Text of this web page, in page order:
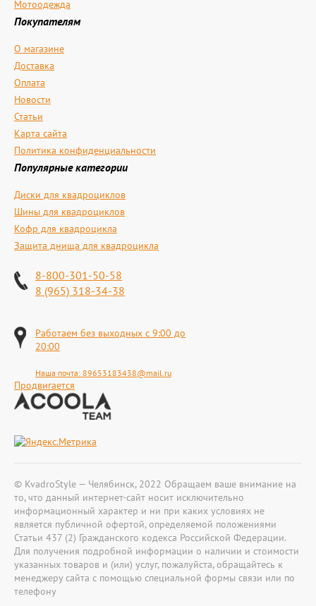
Мотоодежда
Покупателям
О магазине
Доставка
Оплата
Новости
Статьи
Карта сайта
Политика конфиденциальности
Популярные категории
Диски для квадроциклов
Шины для квадроциклов
Кофр для квадроцикла
Защита днища для квадроцикла
8-800-301-50-58
8 (965) 318-34-38
Работаем без выходных с 9:00 до
20:00
Наша почта: 89653183438@mail.ru
Продвигается
© KvadroStyle — Челябинск, 2022 Обращаем ваше внимание на
то, что данный интернет-сайт носит исключительно
информационный характер и ни при каких условиях не
является публичной офертой, определяемой положениями
Статьи 437 (2) Гражданского кодекса Российской Федерации.
Для получения подробной информации о наличии и стоимости
указанных товаров и (или) услуг, пожалуйста, обращайтесь к
менеджеру сайта с помощью специальной формы связи или по
телефону